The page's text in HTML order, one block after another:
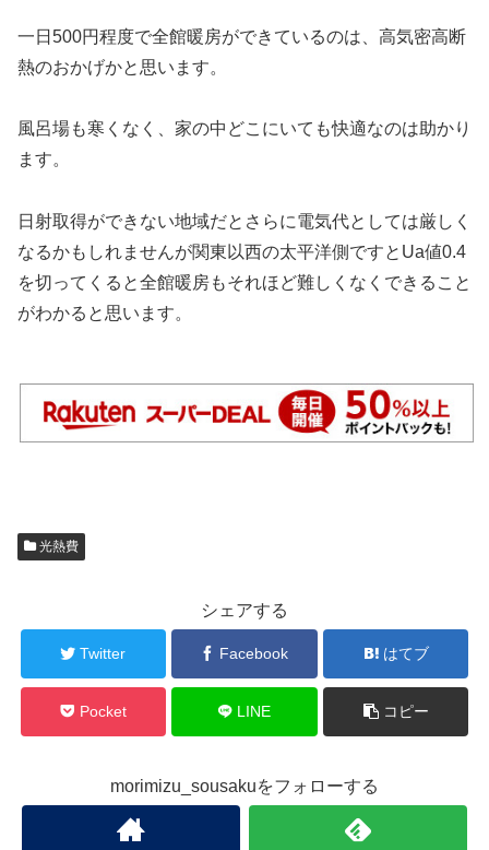
一日500円程度で全館暖房ができているのは、高気密高断
熱のおかげかと思います。
風呂場も寒くなく、家の中どこにいても快適なのは助かり
ます。
日射取得ができない地域だとさらに電気代としては厳しく
なるかもしれませんが関東以西の太平洋側ですとUa値0.4
を切ってくると全館暖房もそれほど難しくなくできること
がわかると思います。
光熱費
シェアする
Twitter Facebook はてブ
Pocket LINE コピー
morimizu_sousakuをフォローする